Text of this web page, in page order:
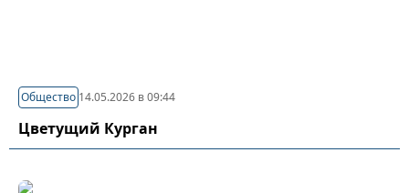
Общество 14.05.2026 в 09:44
Цветущий Курган